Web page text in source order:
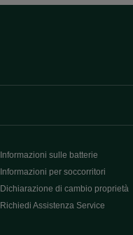
Informazioni sulle batterie
Informazioni per soccorritori
Dichiarazione di cambio proprietà
Richiedi Assistenza Service